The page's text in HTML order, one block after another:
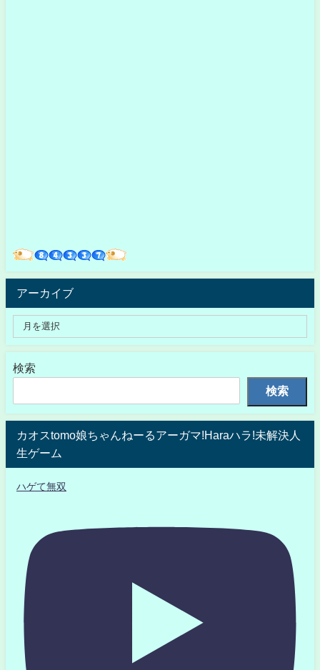
アーカイブ
検索
検索
カオスtomo娘ちゃんねーるアーガマ!Haraハラ!未解決人
生ゲーム
ハゲて無双